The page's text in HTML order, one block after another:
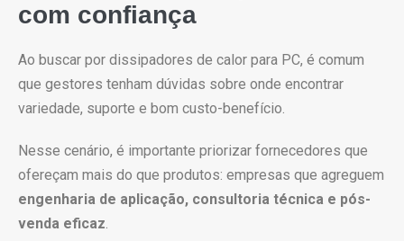
com confiança
Ao buscar por dissipadores de calor para PC, é comum
que gestores tenham dúvidas sobre onde encontrar
variedade, suporte e bom custo-benefício.
Nesse cenário, é importante priorizar fornecedores que
ofereçam mais do que produtos: empresas que agreguem
engenharia de aplicação, consultoria técnica e pós-
venda eficaz.